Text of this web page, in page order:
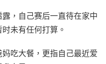
，自己赛后一直待在家中
未有任何打算。
吃大餐，更指自己最近爱